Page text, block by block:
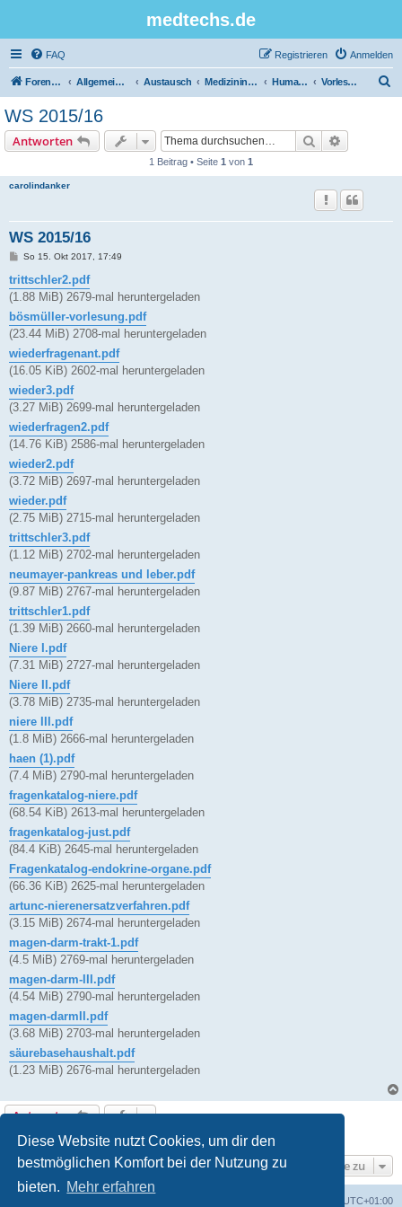
Diese Website nutzt Cookies, um dir den
bestmöglichen Komfort bei der Nutzung zu
bieten. Mehr erfahren
medtechs.de
FAQ Anmelden
Registrieren
Foren-Übersicht Allgemeines Board Austausch Medizininformatik Humanbiologie Vorlesungsunterlagen
WS 2015/16
Antworten Suche
1 Beitrag • Seite 1 von 1
carolindanker
WS 2015/16
B
i
t
r
g
So 15. Okt 2017, 17:49
trittschler2.pdf
(1.88 MiB) 2679-mal heruntergeladen
bösmüller-vorlesung.pdf
(23.44 MiB) 2708-mal heruntergeladen
wiederfragenant.pdf
(16.05 KiB) 2602-mal heruntergeladen
wieder3.pdf
(3.27 MiB) 2699-mal heruntergeladen
wiederfragen2.pdf
(14.76 KiB) 2586-mal heruntergeladen
wieder2.pdf
(3.72 MiB) 2697-mal heruntergeladen
wieder.pdf
(2.75 MiB) 2715-mal heruntergeladen
trittschler3.pdf
(1.12 MiB) 2702-mal heruntergeladen
neumayer-pankreas und leber.pdf
(9.87 MiB) 2767-mal heruntergeladen
trittschler1.pdf
(1.39 MiB) 2660-mal heruntergeladen
Niere I.pdf
(7.31 MiB) 2727-mal heruntergeladen
Niere II.pdf
(3.78 MiB) 2735-mal heruntergeladen
niere III.pdf
(1.8 MiB) 2666-mal heruntergeladen
haen (1).pdf
(7.4 MiB) 2790-mal heruntergeladen
fragenkatalog-niere.pdf
(68.54 KiB) 2613-mal heruntergeladen
fragenkatalog-just.pdf
(84.4 KiB) 2645-mal heruntergeladen
Fragenkatalog-endokrine-organe.pdf
(66.36 KiB) 2625-mal heruntergeladen
artunc-nierenersatzverfahren.pdf
(3.15 MiB) 2674-mal heruntergeladen
magen-darm-trakt-1.pdf
(4.5 MiB) 2769-mal heruntergeladen
magen-darm-III.pdf
(4.54 MiB) 2790-mal heruntergeladen
magen-darmII.pdf
(3.68 MiB) 2703-mal heruntergeladen
säurebasehaushalt.pdf
(1.23 MiB) 2676-mal heruntergeladen
Antworten
1 Beitrag • Seite1von 1
Gehe zu
UTC+01:00